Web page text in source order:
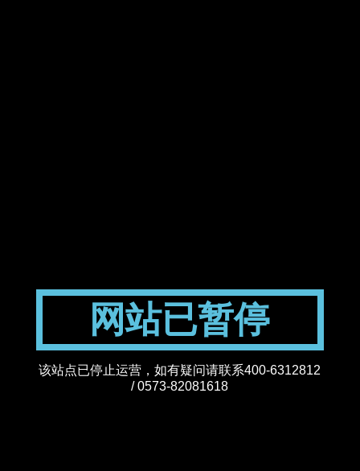
网站已暂停
该站点已停止运营，如有疑问请联系400-6312812
/ 0573-82081618